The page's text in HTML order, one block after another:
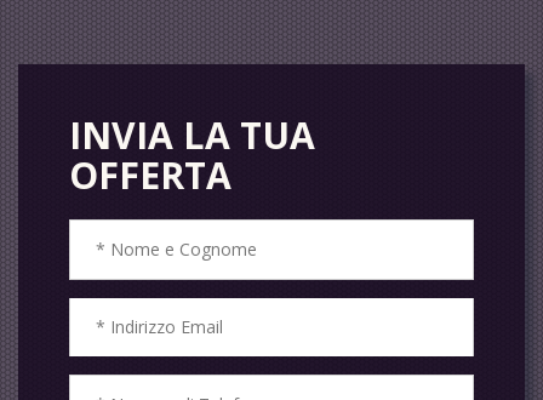
INVIA LA TUA
OFFERTA